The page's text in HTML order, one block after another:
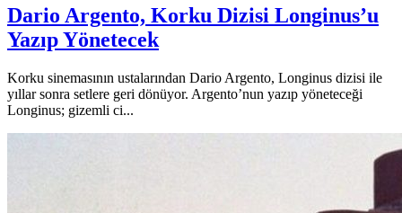
Dario Argento, Korku Dizisi Longinus’u
Yazıp Yönetecek
Korku sinemasının ustalarından Dario Argento, Longinus dizisi ile
yıllar sonra setlere geri dönüyor. Argento’nun yazıp yöneteceği
Longinus; gizemli ci...